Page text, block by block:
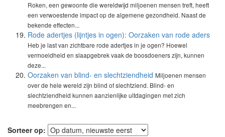
Roken, een gewoonte die wereldwijd miljoenen mensen treft, heeft
een verwoestende impact op de algemene gezondheid. Naast de
bekende effecten...
Rode adertjes (lijntjes in ogen): Oorzaken van rode aders
Heb je last van zichtbare rode adertjes in je ogen? Hoewel
vermoeidheid en slaapgebrek vaak de boosdoeners zijn, kunnen
deze...
Oorzaken van blind- en slechtziendheid Miljoenen mensen
over de hele wereld zijn blind of slechtziend. Blind- en
slechtziendheid kunnen aanzienlijke uitdagingen met zich
meebrengen en...
Sorteer op: